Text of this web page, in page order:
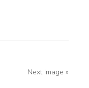
Next Image »